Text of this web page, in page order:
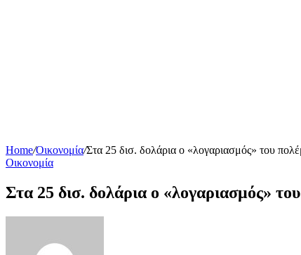
Home/Οικονομία/Στα 25 δισ. δολάρια ο «λογαριασμός» του
Οικονομία
Στα 25 δισ. δολάρια ο «λογαριασμός»